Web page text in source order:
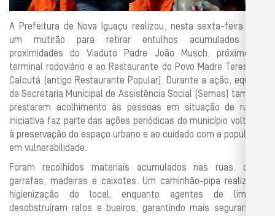
A Prefeitura de Nova Iguaçu realizou, nesta sexta-feira (29),
um mutirão para retirar entulhos acumulados nas
proximidades do Viaduto Padre João Musch, próximo ao
terminal rodoviário e ao Restaurante do Povo Madre Teresa de
Calcutá (antigo Restaurante Popular). Durante a ação, equipes
da Secretaria Municipal de Assistência Social (Semas) também
prestaram acolhimento às pessoas em situação de rua. A
iniciativa faz parte das ações periódicas do município voltadas
à preservação do espaço urbano e ao cuidado com a população
em vulnerabilidade.
Foram recolhidos materiais acumulados nas ruas, como
garrafas, madeiras e caixotes. Um caminhão-pipa realizou a
higienização do local, enquanto agentes de limpeza
desobstruíram ralos e bueiros, garantindo mais segurança e